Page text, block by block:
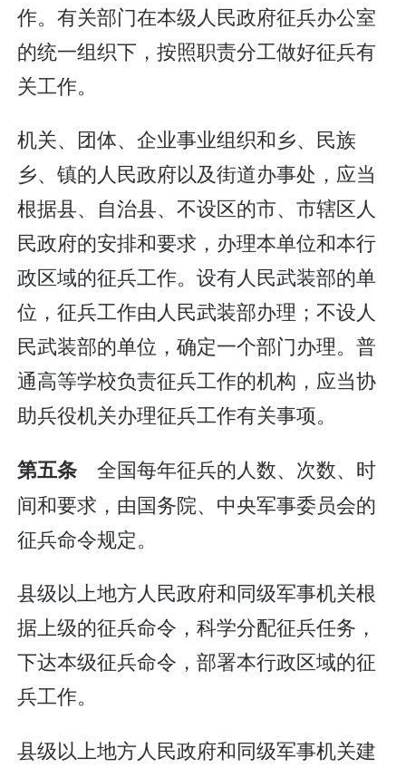
作。有关部门在本级人民政府征兵办公室
的统一组织下，按照职责分工做好征兵有
关工作。
机关、团体、企业事业组织和乡、民族
乡、镇的人民政府以及街道办事处，应当
根据县、自治县、不设区的市、市辖区人
民政府的安排和要求，办理本单位和本行
政区域的征兵工作。设有人民武装部的单
位，征兵工作由人民武装部办理；不设人
民武装部的单位，确定一个部门办理。普
通高等学校负责征兵工作的机构，应当协
助兵役机关办理征兵工作有关事项。
第五条 全国每年征兵的人数、次数、时
间和要求，由国务院、中央军事委员会的
征兵命令规定。
县级以上地方人民政府和同级军事机关根
据上级的征兵命令，科学分配征兵任务，
下达本级征兵命令，部署本行政区域的征
兵工作。
县级以上地方人民政府和同级军事机关建